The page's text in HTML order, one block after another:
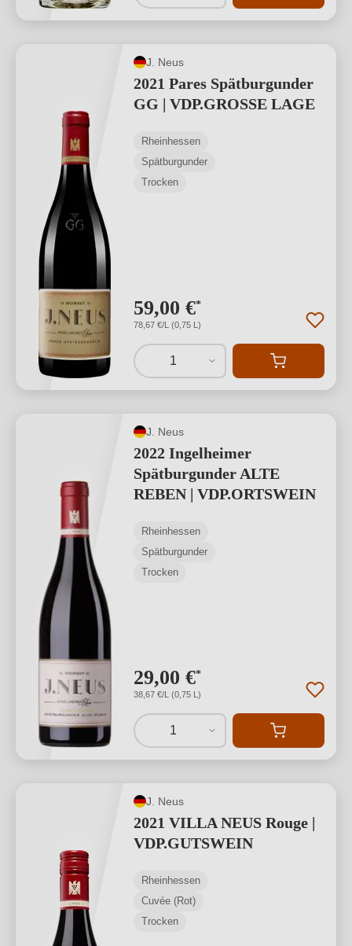
J. Neus
2021 Pares Spätburgunder
GG | VDP.GROSSE LAGE
Rheinhessen
Spätburgunder
Trocken
59,00 €*
78,67 €/L (0,75 L)
1
J. Neus
2022 Ingelheimer
Spätburgunder ALTE
REBEN | VDP.ORTSWEIN
Rheinhessen
Spätburgunder
Trocken
29,00 €*
38,67 €/L (0,75 L)
1
J. Neus
2021 VILLA NEUS Rouge |
VDP.GUTSWEIN
Rheinhessen
Cuvée (Rot)
Trocken